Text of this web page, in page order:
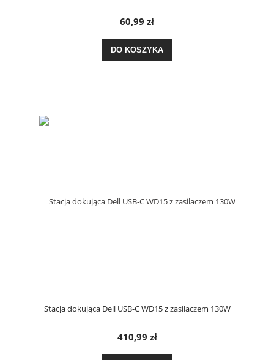
60,99 zł
DO KOSZYKA
Stacja dokująca Dell USB-C WD15 z zasilaczem 130W
410,99 zł